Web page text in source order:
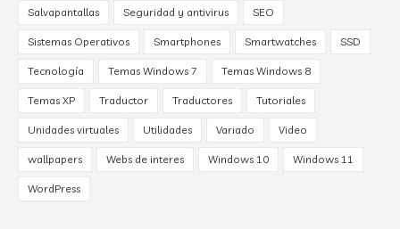
Salvapantallas Seguridad y antivirus SEO
Sistemas Operativos Smartphones Smartwatches SSD
Tecnología Temas Windows 7 Temas Windows 8
Temas XP Traductor Traductores Tutoriales
Unidades virtuales Utilidades Variado Video
wallpapers Webs de interes Windows 10 Windows 11
WordPress